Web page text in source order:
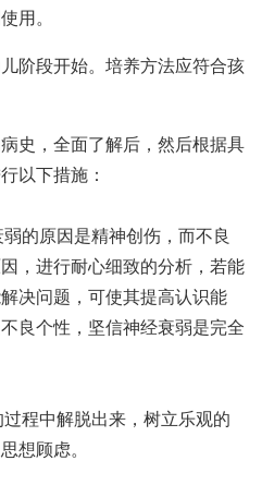
用。
阶段开始。培养方法应符合孩
史，全面了解后，然后根据具
以下措施：
的原因是精神创伤，而不良
，进行耐心细致的分析，若能
决问题，可使其提高认识能
良个性，坚信神经衰弱是完全
程中解脱出来，树立乐观的
想顾虑。